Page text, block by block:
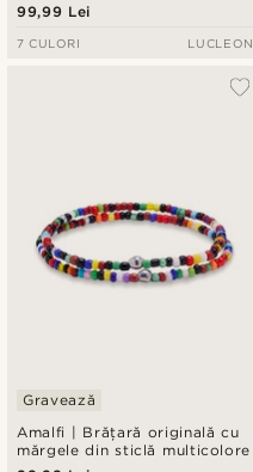
99,99 Lei
7 CULORI LUCLEON
Amalfi | Brățară originală cu
mărgele din sticlă multicolore
Gravează